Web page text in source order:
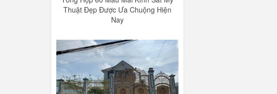
Thuật Đẹp Được Ưa Chuộng Hiện
Nay